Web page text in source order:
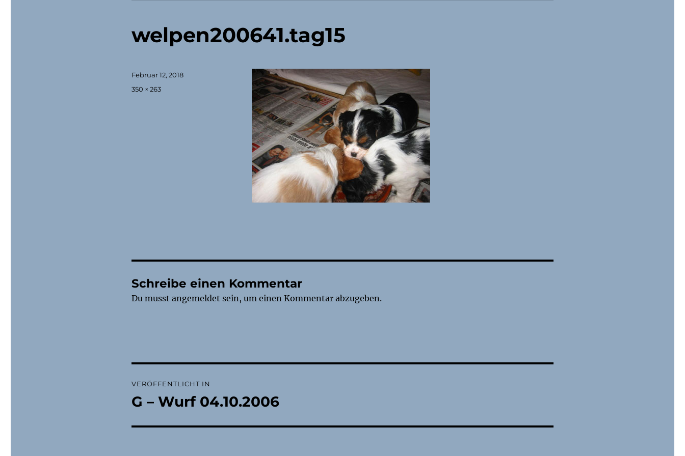
welpen200641.tag15
Veröffentlicht
am
Februar 12, 2018
Originalgröße
350 × 263
Schreibe einen Kommentar
Du musst angemeldet sein, um einen Kommentar abzugeben.
VERÖFFENTLICHT IN
G – Wurf 04.10.2006